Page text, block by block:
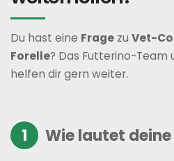
Du hast eine Frage zu Vet-
Forelle? Das Futterino-Team
helfen dir gern weiter.
1 Wie lautet deine